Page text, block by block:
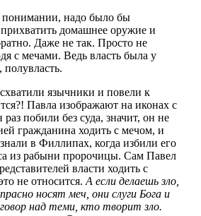
надо было бы
домашнее оружие и
Даже не так. Просто не
с мечами. Ведь власть была у
язычники и повели к
Павла изображают на иконах с
побили без суда, значит, он не
гражданина ходить с мечом, и
в Филлипах, когда избили его
из рабыни пророчицы. Сам Павел
власти ходить с
не относится. А если делаешь зло,
носят меч, они слуги Бога и
над теми, кто творит зло.